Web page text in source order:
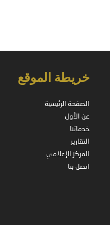
خريطة الموقع
الصفحة الرئيسية
عن الأول
خدماتنا
التقارير
المركز الإعلامي
اتصل بنا